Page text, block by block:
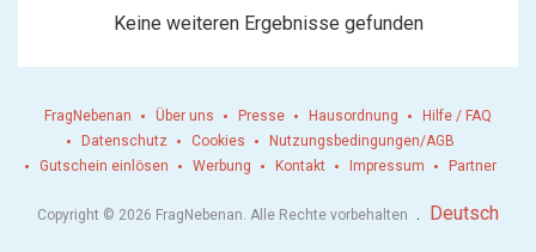
Keine weiteren Ergebnisse gefunden
FragNebenan Über uns Presse Hausordnung
Hilfe / FAQ
Datenschutz
Cookies
Nutzungsbedingungen/AGB
Gutschein einlösen
Werbung Kontakt Impressum Partner
Copyright © 2026 FragNebenan. Alle Rechte vorbehalten . Deutsch